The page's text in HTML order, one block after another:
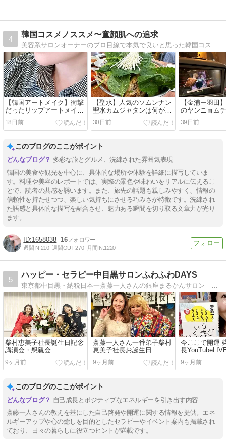
4
韓国コスメノススメ〜童顔肌への追求
【韓国アートメイク】衝撃
だったリップアートメイク
のビフォーアフター
18日前
【聖水】人気のソムンナン
聖水カムジャタンは何が違
う？レポ♪
30日前
【金浦ー羽田
のヤンニョム
39日前
このブログのここがポイント
多彩な旅とグルメ、洗練された雰囲気表現
韓国の美食や観光を中心に、具体的な場所や体験を詳細に描写していま
す。料理や美容のレポートでは、実際の景色や味わいをリアルに伝えるこ
とで、読者の共感を誘います。また、旅先の話題も親しみやすく、情報の
信頼性を持たせつつ、楽しい気持ちにさせる巧みさが特徴です。洗練され
た語感と具体的な描写を融合させ、魅力ある瞬間を切り取る文章力が光り
ます。
1658038 16
週間IN:210 週間OUT:270 月間IN:1220
5
ハッピー・セラピー中目黒サロンふわふわDAYS
柴村恵美子社長誕生日記念
講演会・懇親会
9ヶ月前
斎藤一人さん一番弟子柴村
恵美子社長お誕生日
9ヶ月前
今ここで開運
長
9ヶ月前
このブログのここがポイント
自己成長とポジティブなエネルギーを引き出す内容
斎藤一人さんの教えを基にした自己啓発や開運に関する情報を提供。エネ
ルギーアップや心の癒しを目的としたセラピーやイベント案内も掲載され
ており、日々の暮らしに役立つヒントが満載です。